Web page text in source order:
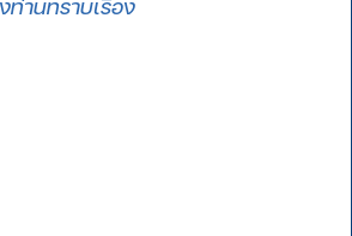
านทราบเรื่อง